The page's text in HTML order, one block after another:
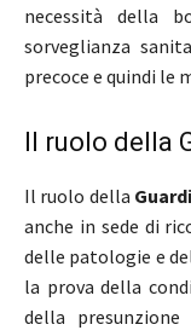
necessità della
sorveglianza
precoce e quindi le
Il ruolo della
Il ruolo della
anche in sede di
delle patologie e
la prova della
della